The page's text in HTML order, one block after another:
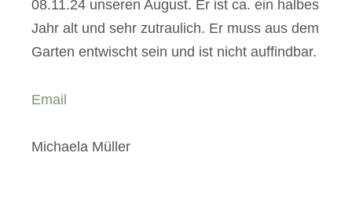
08.11.24 unseren August. Er ist ca. ein halbes
Jahr alt und sehr zutraulich. Er muss aus dem
Garten entwischt sein und ist nicht auffindbar.
Email
Michaela Müller